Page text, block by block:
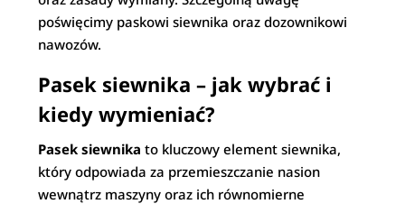
poświęcimy paskowi siewnika oraz dozownikowi
nawozów.
Pasek siewnika – jak wybrać i
kiedy wymieniać?
Pasek siewnika to kluczowy element siewnika,
który odpowiada za przemieszczanie nasion
wewnątrz maszyny oraz ich równomierne